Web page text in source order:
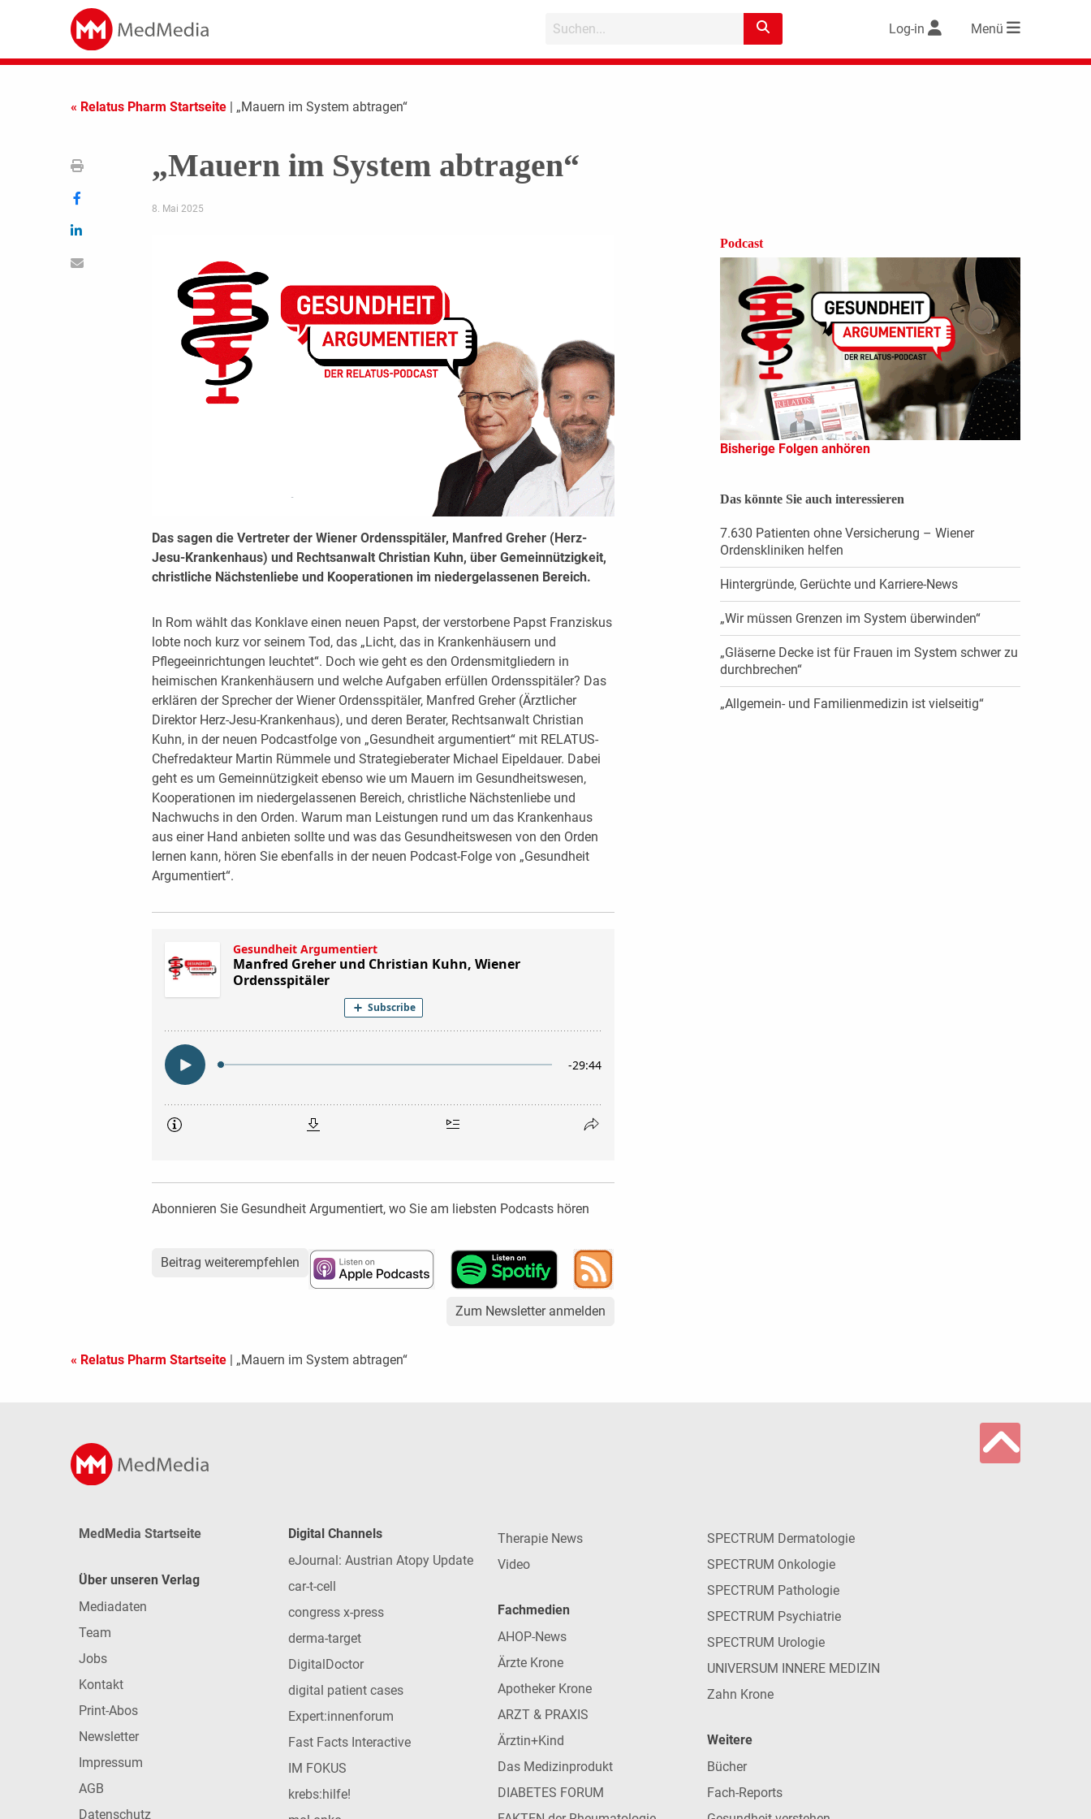
Log-in Menü
« Relatus Pharm Startseite | „Mauern im System abtragen“
„Mauern im System abtragen“
8. Mai 2025
Das sagen die Vertreter der Wiener Ordensspitäler, Manfred Greher (Herz-
Jesu-Krankenhaus) und Rechtsanwalt Christian Kuhn, über Gemeinnützigkeit,
christliche Nächstenliebe und Kooperationen im niedergelassenen Bereich.
In Rom wählt das Konklave einen neuen Papst, der verstorbene Papst Franziskus
lobte noch kurz vor seinem Tod, das „Licht, das in Krankenhäusern und
Pflegeeinrichtungen leuchtet“. Doch wie geht es den Ordensmitgliedern in
heimischen Krankenhäusern und welche Aufgaben erfüllen Ordensspitäler? Das
erklären der Sprecher der Wiener Ordensspitäler, Manfred Greher (Ärztlicher
Direktor Herz-Jesu-Krankenhaus), und deren Berater, Rechtsanwalt Christian
Kuhn, in der neuen Podcastfolge von „Gesundheit argumentiert“ mit RELATUS-
Chefredakteur Martin Rümmele und Strategieberater Michael Eipeldauer. Dabei
geht es um Gemeinnützigkeit ebenso wie um Mauern im Gesundheitswesen,
Kooperationen im niedergelassenen Bereich, christliche Nächstenliebe und
Nachwuchs in den Orden. Warum man Leistungen rund um das Krankenhaus
aus einer Hand anbieten sollte und was das Gesundheitswesen von den Orden
lernen kann, hören Sie ebenfalls in der neuen Podcast-Folge von „Gesundheit
Argumentiert“.
Abonnieren Sie Gesundheit Argumentiert, wo Sie am liebsten Podcasts hören
Beitrag weiterempfehlen
Zum Newsletter anmelden
Podcast
Bisherige Folgen anhören
Das könnte Sie auch interessieren
7.630 Patienten ohne Versicherung – Wiener
Ordenskliniken helfen
Hintergründe, Gerüchte und Karriere-News
„Wir müssen Grenzen im System überwinden“
„Gläserne Decke ist für Frauen im System schwer zu
durchbrechen“
„Allgemein- und Familienmedizin ist vielseitig“
« Relatus Pharm Startseite | „Mauern im System abtragen“
MedMedia Startseite
Über unseren Verlag
Mediadaten
Team
Jobs
Kontakt
Print-Abos
Newsletter
Impressum
AGB
Datenschutz
Digital Channels
eJournal: Austrian Atopy Update
car-t-cell
congress x-press
derma-target
DigitalDoctor
digital patient cases
Expert:innenforum
Fast Facts Interactive
IM FOKUS
krebs:hilfe!
Therapie News
Video
Fachmedien
AHOP-News
Ärzte Krone
Apotheker Krone
ARZT & PRAXIS
Ärztin+Kind
Das Medizinprodukt
DIABETES FORUM
SPECTRUM Dermatologie
SPECTRUM Onkologie
SPECTRUM Pathologie
SPECTRUM Psychiatrie
SPECTRUM Urologie
UNIVERSUM INNERE MEDIZIN
Zahn Krone
Weitere
Bücher
Fach-Reports